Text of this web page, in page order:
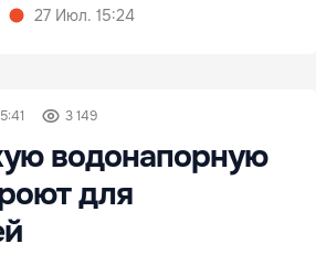
27 Июл. 15:24
3 149
водонапорную
для